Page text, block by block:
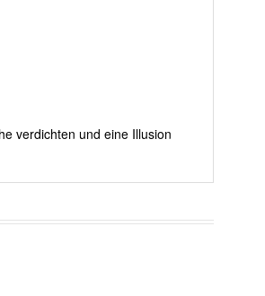
verdichten und eine Illusion